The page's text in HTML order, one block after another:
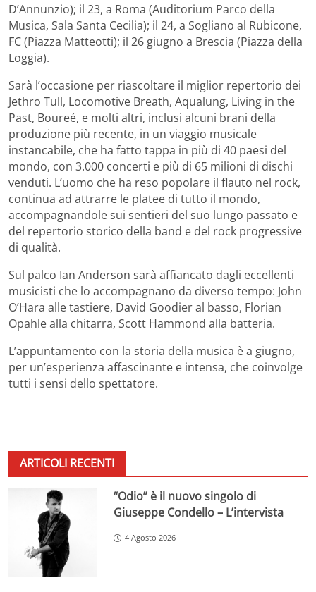
D’Annunzio); il 23, a Roma (Auditorium Parco della
Musica, Sala Santa Cecilia); il 24, a Sogliano al Rubicone,
FC (Piazza Matteotti); il 26 giugno a Brescia (Piazza della
Loggia).
Sarà l’occasione per riascoltare il miglior repertorio dei
Jethro Tull, Locomotive Breath, Aqualung, Living in the
Past, Boureé, e molti altri, inclusi alcuni brani della
produzione più recente, in un viaggio musicale
instancabile, che ha fatto tappa in più di 40 paesi del
mondo, con 3.000 concerti e più di 65 milioni di dischi
venduti. L’uomo che ha reso popolare il flauto nel rock,
continua ad attrarre le platee di tutto il mondo,
accompagnandole sui sentieri del suo lungo passato e
del repertorio storico della band e del rock progressive
di qualità.
Sul palco Ian Anderson sarà affiancato dagli eccellenti
musicisti che lo accompagnano da diverso tempo: John
O’Hara alle tastiere, David Goodier al basso, Florian
Opahle alla chitarra, Scott Hammond alla batteria.
L’appuntamento con la storia della musica è a giugno,
per un’esperienza affascinante e intensa, che coinvolge
tutti i sensi dello spettatore.
ARTICOLI RECENTI
“Odio” è il nuovo singolo di
Giuseppe Condello – L’intervista
4 Agosto 2026